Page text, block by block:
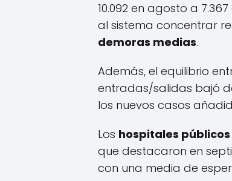
10.092 en agosto a
al sistema concentrar
demoras medias.
Además, el equilibrio
entradas/salidas bajó
los nuevos casos
Los hospitales
que destacaron en
con una media de